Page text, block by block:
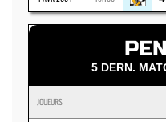
5 DERN.
JOUEURS